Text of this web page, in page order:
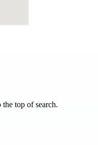
top of search.